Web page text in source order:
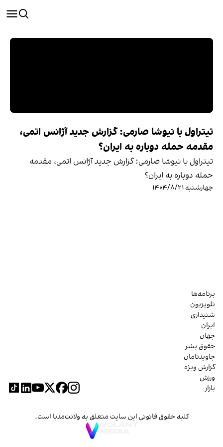
تیتراول با نیوشا صارمی: گزارش جدید آژانس اتمی،
مقدمه حمله دوباره به ایران؟
تیتراول با نیوشا صارمی: گزارش جدید آژانس اتمی، مقدمه
حمله دوباره به ایران؟
چهارشنبه ۱۴۰۴/۸/۲۱
برنامه‌ها
تلویزیون
شنیداری
ایران
جهان
حقوق بشر
جاویدنامان
گزارش ویژه
ورزش
بازار
کلیه حقوق قانونی این سایت متعلق به ولانت‌مدیا است.